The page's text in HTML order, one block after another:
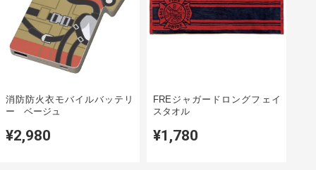
消防防火衣モバイルバッテリ
ー ベージュ
¥2,980
FREジャガードロングフェイ
スタオル
¥1,780